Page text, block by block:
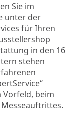
Sie im
unter der
für Ihren
in den 16
stehen
beim